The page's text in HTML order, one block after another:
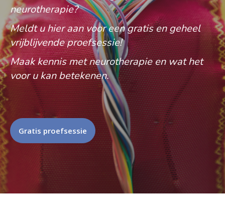
neurotherapie?
Meldt u hier aan voor een gratis en geheel
vrijblijvende proefsessie!
Maak kennis met neurotherapie en wat het
voor u kan betekenen.
Gratis proefsessie